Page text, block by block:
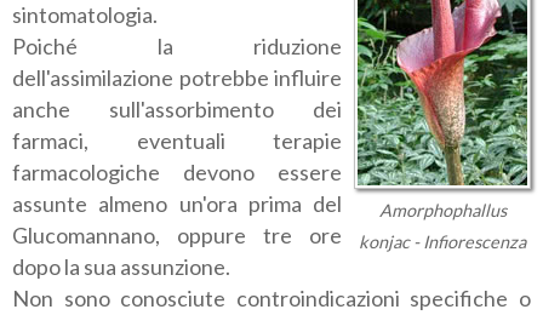
Amorphophallus
konjac - Infiorescenza
sintomatologia.
Poiché la riduzione
dell'assimilazione potrebbe influire
anche sull'assorbimento dei
farmaci, eventuali terapie
farmacologiche devono essere
assunte almeno un'ora prima del
Glucomannano, oppure tre ore
dopo la sua assunzione.
Non sono conosciute controindicazioni specifiche o